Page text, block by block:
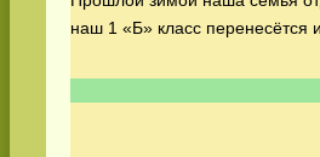
наш 1 «Б» класс перенесётся